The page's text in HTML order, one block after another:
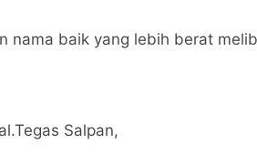
nama baik yang lebih berat
Salpan,